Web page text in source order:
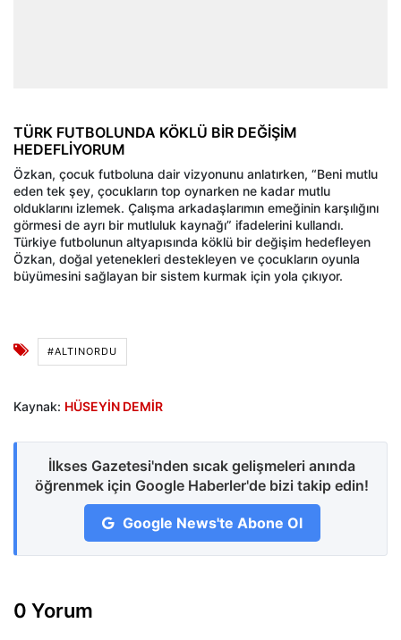
TÜRK FUTBOLUNDA KÖKLÜ BİR DEĞİŞİM
HEDEFLİYORUM
Özkan, çocuk futboluna dair vizyonunu anlatırken, “Beni mutlu
eden tek şey, çocukların top oynarken ne kadar mutlu
olduklarını izlemek. Çalışma arkadaşlarımın emeğinin karşılığını
görmesi de ayrı bir mutluluk kaynağı” ifadelerini kullandı.
Türkiye futbolunun altyapısında köklü bir değişim hedefleyen
Özkan, doğal yetenekleri destekleyen ve çocukların oyunla
büyümesini sağlayan bir sistem kurmak için yola çıkıyor.
#ALTINORDU
Kaynak: HÜSEYİN DEMİR
İlkses Gazetesi'nden sıcak gelişmeleri anında
öğrenmek için Google Haberler'de bizi takip edin!
Google News'te Abone Ol
0 Yorum